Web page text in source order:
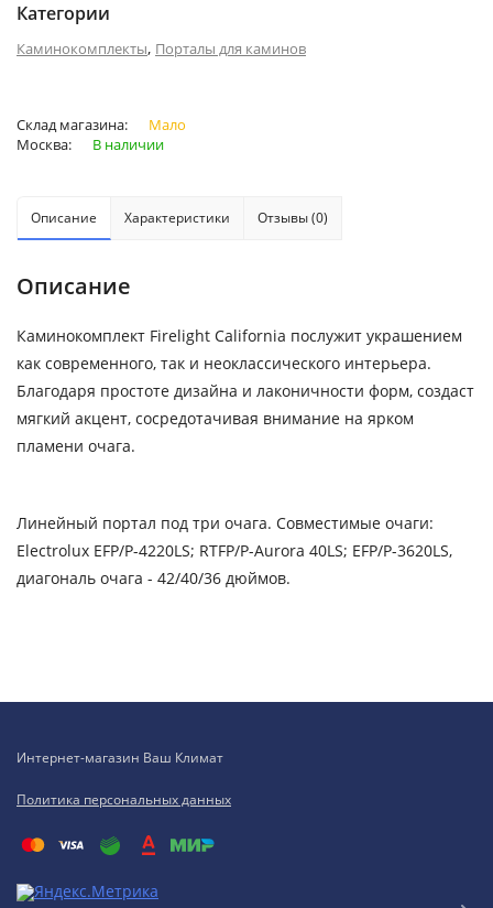
Категории
Каминокомплекты, Порталы для каминов
Склад магазина:
Мало
Москва:
В наличии
Описание Характеристики Отзывы (0)
Описание
Каминокомплект Firelight California послужит украшением
как современного, так и неоклассического интерьера.
Благодаря простоте дизайна и лаконичности форм, создаст
мягкий акцент, сосредотачивая внимание на ярком
пламени очага.
Линейный портал под три очага. Совместимые очаги:
Electrolux EFP/P-4220LS; RTFP/P-Aurora 40LS; EFP/P-3620LS,
диагональ очага - 42/40/36 дюймов.
Интернет-магазин Ваш Климат
Политика персональных данных